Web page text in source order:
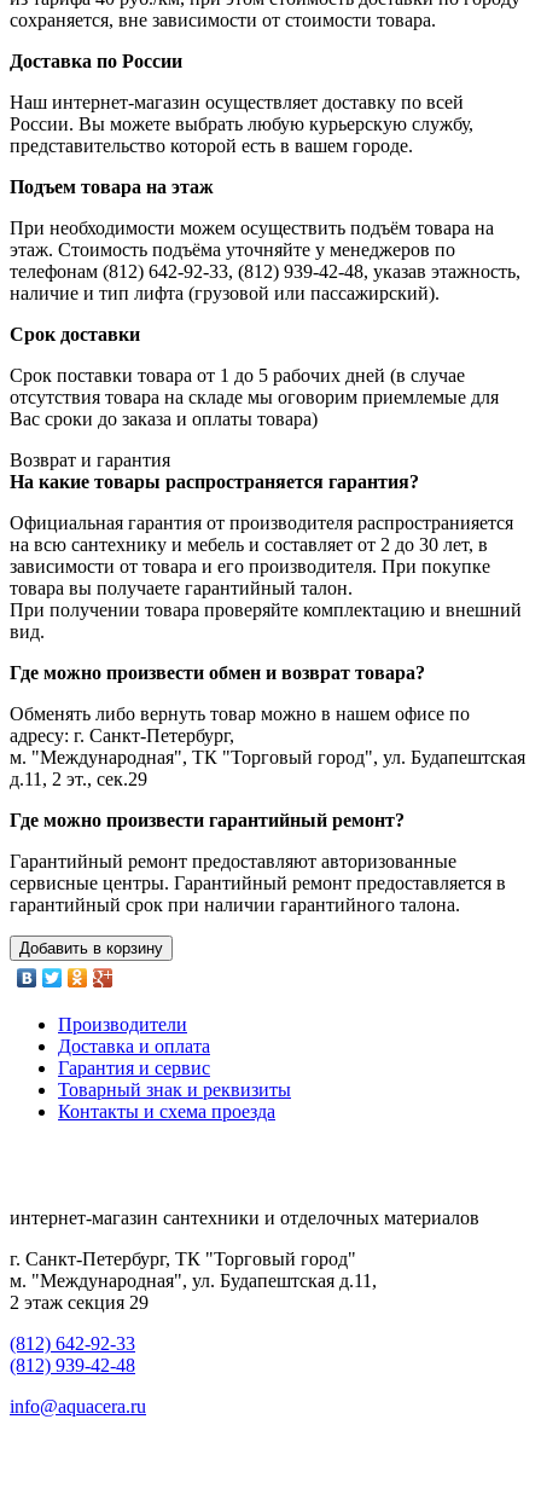
сохраняется, вне зависимости от стоимости товара.
Доставка по России
Наш интернет-магазин осуществляет доставку по всей
России. Вы можете выбрать любую курьерскую службу,
представительство которой есть в вашем городе.
Подъем товара на этаж
При необходимости можем осуществить подъём товара на
этаж. Стоимость подъёма уточняйте у менеджеров по
телефонам (812) 642-92-33, (812) 939-42-48, указав этажность,
наличие и тип лифта (грузовой или пассажирский).
Срок доставки
Срок поставки товара от 1 до 5 рабочих дней (в случае
отсутствия товара на складе мы оговорим приемлемые для
Вас сроки до заказа и оплаты товара)
Возврат и гарантия
На какие товары распространяется гарантия?
Официальная гарантия от производителя распространияется
на всю сантехнику и мебель и составляет от 2 до 30 лет, в
зависимости от товара и его производителя. При покупке
товара вы получаете гарантийный талон.
При получении товара проверяйте комплектацию и внешний
вид.
Где можно произвести обмен и возврат товара?
Обменять либо вернуть товар можно в нашем офисе по
адресу: г. Санкт-Петербург,
м. "Международная", ТК "Торговый город", ул. Будапештская
д.11, 2 эт., сек.29
Где можно произвести гарантийный ремонт?
Гарантийный ремонт предоставляют авторизованные
сервисные центры. Гарантийный ремонт предоставляется в
гарантийный срок при наличии гарантийного талона.
Добавить в корзину
Производители
Доставка и оплата
Гарантия и сервис
Товарный знак и реквизиты
Контакты и схема проезда
интернет-магазин сантехники и отделочных материалов
г. Санкт-Петербург, ТК "Торговый город"
м. "Международная", ул. Будапештская д.11,
2 этаж секция 29
(812) 642-92-33
(812) 939-42-48
info@aquacera.ru